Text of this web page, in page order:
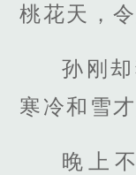
桃花天，
孙刚
寒冷和雪
晚上